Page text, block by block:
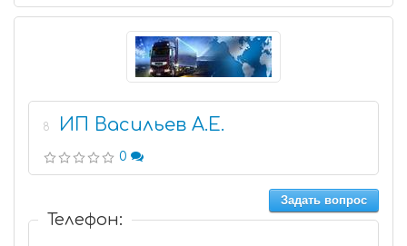
8 ИП Васильев А.Е.
0
Задать вопрос
Телефон: